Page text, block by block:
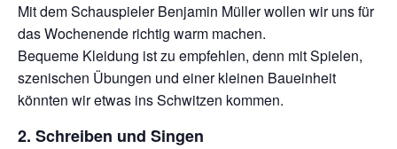
Mit dem Schauspieler Benjamin Müller wollen wir uns für
das Wochenende richtig warm machen.
Bequeme Kleidung ist zu empfehlen, denn mit Spielen,
szenischen Übungen und einer kleinen Baueinheit
könnten wir etwas ins Schwitzen kommen.
2. Schreiben und Singen